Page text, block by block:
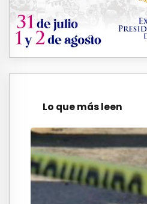
Lo que más leen